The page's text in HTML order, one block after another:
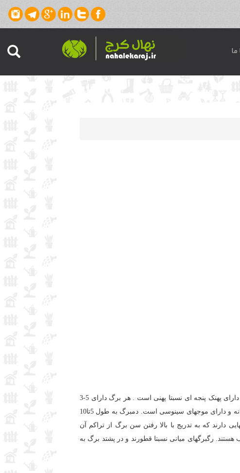
درختان پهن برگ و خزان کننده است. برگ های چنار منفرد متناوب و دارای پهنک پنجه ای نسبتا پهنی است . هر برگ دارای 5-3
لوب نوک تیز و پای برگ ها دارای 2 گوشوارک نسبتا بزرگ برگ مانند است. قاعده برگ قلبی شکل، کناره برگ فاقد دندانه و دارای موجهای سینوسی است. دمبرگ به طول 5تا10
که به تدریج با بالا رفتن سن برگ از تراکم آن
رگبرگهای میانی نسبتا قطورند و در پشتد برگ به